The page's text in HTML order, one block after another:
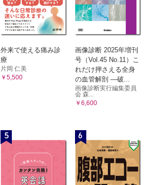
外来で使える痛み診
療
片岡 仁美
￥5,500
画像診断 2025年増刊
号（Vol.45 No.11）こ
れだけ押さえる全身
の血管解剖 ―破...
画像診断実行編集委員
会 森...
￥6,600
5 6